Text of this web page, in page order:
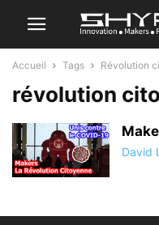
Accueil Tags Révolution
révolution
David